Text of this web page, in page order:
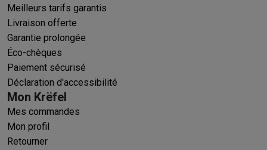
Meilleurs tarifs garantis
Livraison offerte
Garantie prolongée
Éco-chèques
Paiement sécurisé
Déclaration d'accessibilité
Mon Krëfel
Mes commandes
Mon profil
Retourner